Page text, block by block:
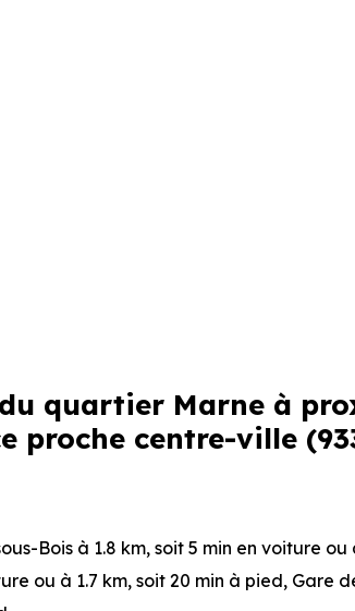
quartier Marne à
proche centre-ville
Bois à 1.8 km, soit 5 min en voiture ou
ou à 1.7 km, soit 20 min à pied, Gare